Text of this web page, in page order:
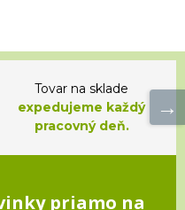
Tovar na sklade
expedujeme každý
pracovný deň.
priamo na